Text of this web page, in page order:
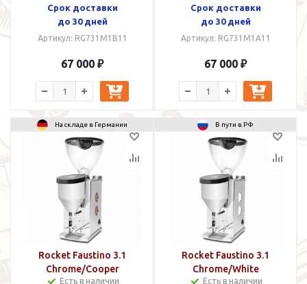
Срок доставки
до 30 дней
Артикул: RG731M1B11
67 000 ₽
Срок доставки
до 30 дней
Артикул: RG731M1A11
67 000 ₽
На складе в Германии
Rocket Faustino 3.1
Chrome/Cooper
Есть в наличии
В пути в РФ
Rocket Faustino 3.1
Chrome/White
Есть в наличии